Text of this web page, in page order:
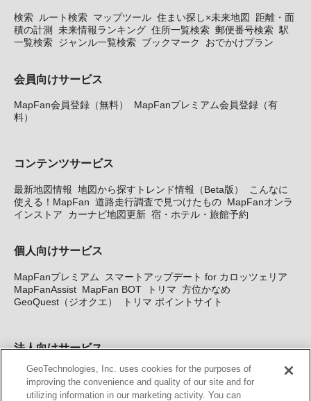
検索 ルート検索 マップツール 住まい探し×未来地図
距離・面
積の計測
未来情報ランキング 住所一覧検索 郵便番号検索 駅
一覧検索 ジャンル一覧検索 ブックマーク おでかけプラン
会員向けサービス
MapFan会員登録（無料）
MapFanプレミアム会員登録（有
料）
コンテンツサービス
最新地図情報 地図から探すトレンド情報（Beta版）
こんなに
使える！MapFan 道路走行調査で見つけたもの MapFanオンラ
インストア
カーナビ地図更新 宿・ホテル・旅館予約
個人向けサービス
MapFanプレミアム
スマートアップデート for カロッツェリア
MapFanAssist MapFan BOT トリマ 方位かなめ
GeoQuest（ジオクエ）
トリマ ポイントサイト
法人向けサービス
法人向け地図・位置情報サービス WEBサイト・システム向け地
図API Windows PC向け地図開発キット MapFan DB 住所確認
サービス
MAP WORLD+ トリマ広告 Geo-Research
GeoTechnologies, Inc. uses cookies for the purposes of
improving the convenience and quality of our site and for
utilizing information in our marketing activity. You can